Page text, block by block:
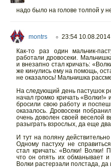
надо было на голове толпой у
montrs ○ 23:54 10.08.2014
Как-то раз один мальчик-
работали дровосеки.
и внезапно стал кричать:
же кинулись ему на помощь,
не оказалось! Мальчишка
На следующий день пастушок
начал громко кричать
бросили свою работу и
оказалось. Дровосеки
очень доволен своей веселой
разыграть взрослых, да еще
И тут на поляну
Одному пастуху не
стал кричать: «Волки! Волки!
что он опять их обманывает
Волки растерзали полстада,